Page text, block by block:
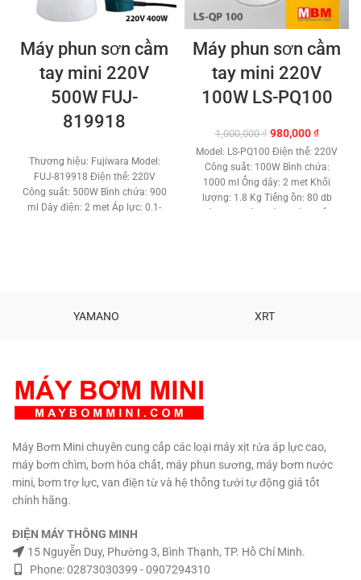
Máy phun sơn cầm
tay mini 220V
500W FUJ-
819918
Thương hiệu: Fujiwara Model:
FUJ-819918 Điện thế: 220V
Công suất: 500W Bình chứa: 900
ml Dây điện: 2 met Áp lực: 0.1-
Máy phun sơn cầm
tay mini 220V
100W LS-PQ100
1,000,000₫ Giá
gốc
là:
1,000,000 ₫.
980,000₫Giá
hiện
tại
là:
Model: LS-PQ100 Điện thế: 220V
Công suất: 100W Bình chứa:
1000 ml Ống dây: 2 met Khối
lượng: 1.8 Kg Tiếng ồn: 80 db
YAMANO XRT
Máy Bơm Mini chuyên cung cấp các loại máy xịt rửa áp lực cao,
máy bơm chìm, bơm hóa chất, máy phun sương, máy bơm nước
mini, bơm trợ lực, van điện từ và hệ thống tưới tự động giá tốt
chính hãng.
ĐIỆN MÁY THÔNG MINH
15 Nguyễn Duy, Phường 3, Bình Thạnh, TP. Hồ Chí Minh.
Phone: 02873030399 - 0907294310